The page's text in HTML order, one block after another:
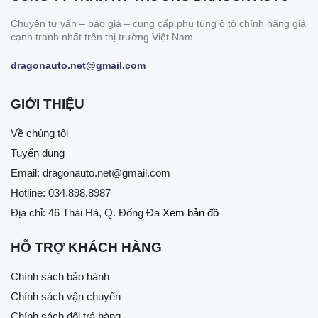
người của cháu Tr. khiến bé bị thương dẫn đến tử vong.
Kết quả, Cơ quan cảnh sát điều tra Công an huyện Trà Ôn
ra quyết định không khởi tố vụ án.
Chuyên tư vấn – báo giá – cung cấp phụ tùng ô tô chính hãng giá
cạnh tranh nhất trên thị trường Việt Nam.
dragonauto.net@gmail.com
GIỚI THIỆU
Về chúng tôi
Tuyển dụng
Email: dragonauto.net@gmail.com
Hotline: 034.898.8987
Địa chỉ: 46 Thái Hà, Q. Đống Đa Xem bản đồ
HỖ TRỢ KHÁCH HÀNG
Chính sách bảo hành
Chính sách vận chuyển